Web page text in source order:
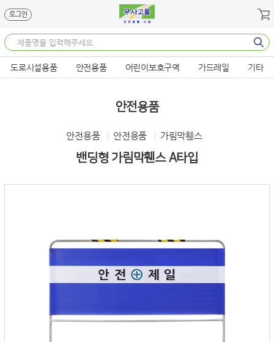
메뉴 바로가기
로그인
도로시설용품 안전용품 어린이보호구역 가드레일 기타
안전용품
안전용품 안전용품 가림막휀스
밴딩형 가림막휀스 A타입